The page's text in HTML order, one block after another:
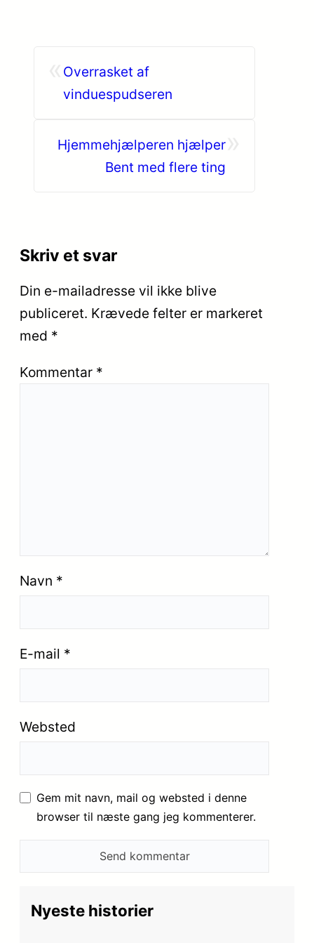
Overrasket af
vinduespudseren
Hjemmehjælperen hjælper
Bent med flere ting
Skriv et svar
Din e-mailadresse vil ikke blive
publiceret. Krævede felter er markeret
med *
Kommentar *
Navn *
E-mail *
Websted
Gem mit navn, mail og websted i denne
browser til næste gang jeg kommenterer.
Nyeste historier